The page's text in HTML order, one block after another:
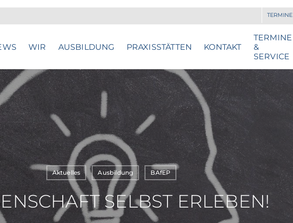
TERMINE
WIR AUSBILDUNG PRAXISSTÄTTEN KONTAKT
TERMINE
&
SERVICE
Aktuelles Ausbildung BAfEP
SELBST ERLEBEN!